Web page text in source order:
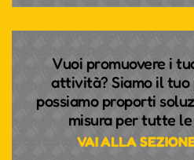
Vuoi promuovere i
attività? Siamo il
possiamo proporti
misura per tutte
VAI ALLA